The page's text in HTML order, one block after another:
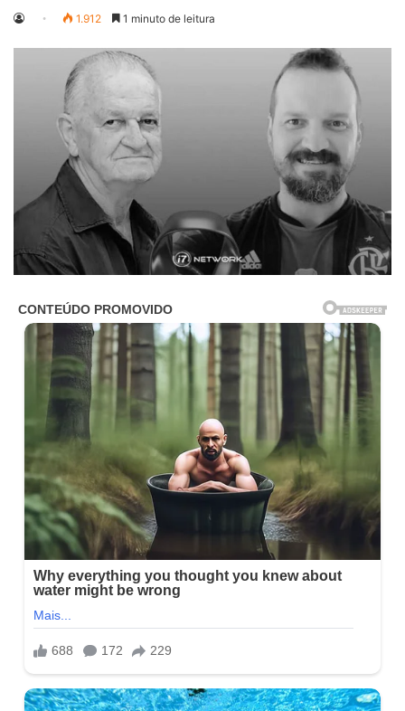
1.912 1 minuto de leitura